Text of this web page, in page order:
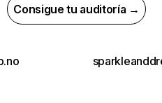
Consigue tu auditoría →